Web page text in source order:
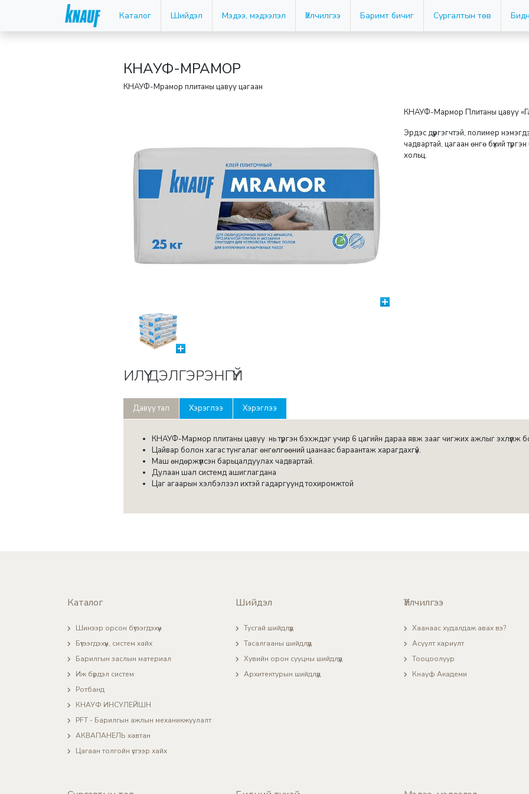
Каталог Шийдэл Мэдээ, мэдээлэл Үйлчилгээ Баримт бичиг Сургалтын төв
КНАУФ-МРАМОР
КНАУФ-Мрамор плитаны цавуу цагаан
КНАУФ-Мармор Плитаны цавуу
Эрдэс дүүргэгчтэй, полимер
чадвартай, цагаан өнгө бүхий
хольц.
ИЛҮҮ ДЭЛГЭРЭНГҮЙ
Давуу тал Хэрэглээ Хэрэглээ
КНАУФ-Мармор плитаны цавуу нь түргэн бэхждэг учир 6 цагийн дараа явж зааг чигжих ажлыг эхлүүлж
Цайвар болон хагас тунгалаг өнгөлгөөний цаанаас бараантаж харагдахгүй.
Маш өндөржүүлсэн барьцалдуулах чадвартай.
Дулаан шал системд ашиглагдана
Цаг агаарын хэлбэлзэл ихтэй гадаргуунд тохиромжтой
Каталог
Шинээр орсон бүтээгдэхүүн
Бүтээгдэхүүн, систем хайх
Барилгын заслын материал
Иж бүрдэл систем
Ротбанд
КНАУФ ИНСУЛЕЙШН
PFT - Барилгын ажлын механикжуулалт
АКВАПАНЕЛЬ хавтан
Цагаан толгойн үсгээр хайх
Шийдэл
Тусгай шийдлүүд
Тасалгааны шийдлүүд
Хувийн орон сууцны шийдлүүд
Архитектурын шийдлүүд
Үйлчилгээ
Хаанаас худалдаж авах вэ?
Асуулт хариулт
Тооцоолуур
Кнауф Академи